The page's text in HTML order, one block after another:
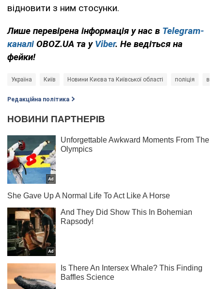
відновити з ним стосунки.
Лише перевірена інформація у нас в Telegram-
каналі OBOZ.UA та у Viber. Не ведіться на
фейки!
Україна Київ Новини Києва та Київської області поліція
Редакційна політика